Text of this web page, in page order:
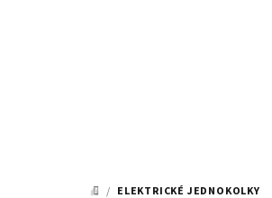
/ ELEKTRICKÉ JEDNOKOLKY